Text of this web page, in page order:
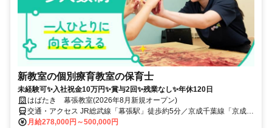
新教室の個別療育教室の保育士
未経験可✨入社祝金10万円✨賞与2回✨残業なし✨年休120日
はばたき 幕張教室(2026年8月新規オープン)
交通・アクセス JR総武線「幕張駅」徒歩約5分／京成千葉線「京成幕
張駅」徒歩約6分
月給278,000円～500,000円